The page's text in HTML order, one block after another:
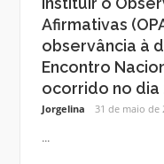
Afirmativas
observância à
Encontro
ocorrido no dia
Jorgelina 31 de maio de
...